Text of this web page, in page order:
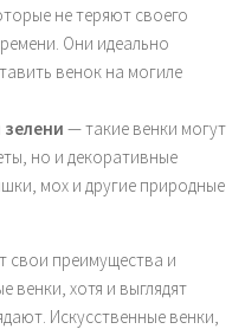
не теряют своего
Они идеально
венок на могиле
— такие венки могут
но и декоративные
мох и другие природные
свои преимущества и
венки, хотя и выглядят
Искусственные венки,